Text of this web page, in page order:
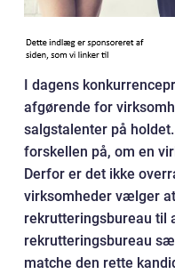
I dagens
afgørende for
salgstalenter på
forskellen på, om en
Derfor er det ikke
virksomheder vælger
rekrutteringsbureau til
rekrutteringsbureau
matche den rette